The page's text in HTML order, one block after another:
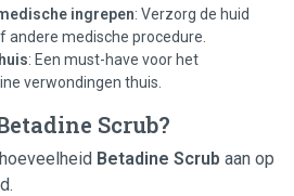
ingrepen: Verzorg de huid
andere medische procedure.
: Een must-have voor het
verwondingen thuis.
Scrub?
Betadine Scrub aan op